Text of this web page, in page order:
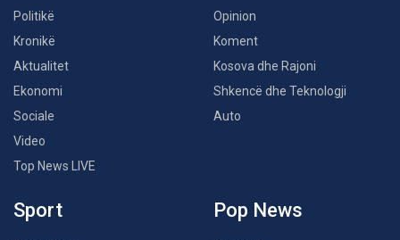
Politikë
Kronikë
Aktualitet
Ekonomi
Sociale
Video
Top News LIVE
Opinion
Koment
Kosova dhe Rajoni
Shkencë dhe Teknologji
Auto
Sport Pop News